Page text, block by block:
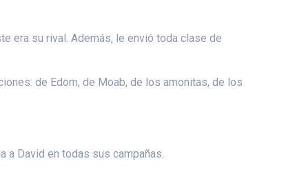
era su rival. Además, le envió toda clase de
de Edom, de Moab, de los amonitas, de los
a David en todas sus campañas.